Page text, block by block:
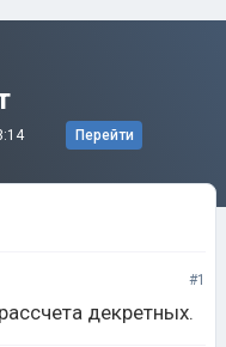
Перейти
#1
декретных.